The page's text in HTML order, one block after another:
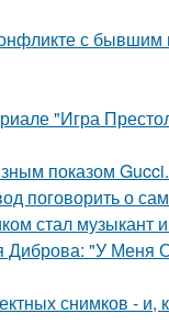
с
"Игра
показом Gucci.
поговорить о
стал музыкант
Диброва: "У
снимков - и,